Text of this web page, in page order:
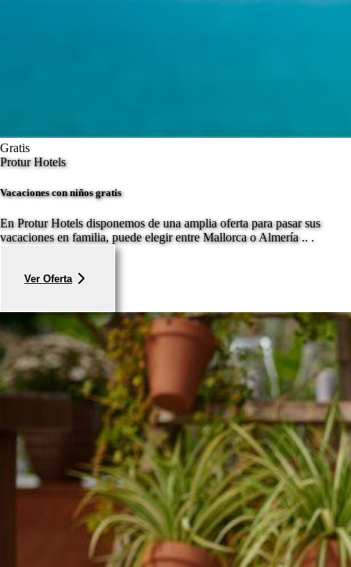
Gratis
Protur Hotels
Vacaciones con niños gratis
En Protur Hotels disponemos de una amplia oferta para pasar sus
vacaciones en familia, puede elegir entre Mallorca o Almería .. .
Ver Oferta